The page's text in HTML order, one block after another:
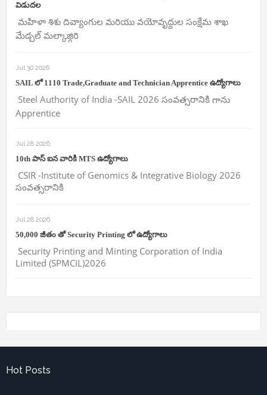
విడుదల
మహిళా శిశు దివ్యాంగుల మరియు వయోవృద్దుల సంక్షేమ శాఖ
మేడ్చల్ మల్కాజ్గిరి
Jul 30 2026
SAIL లో 1110 Trade,Graduate and Technician Apprentice ఉద్యోగాలు
Steel Authority of India -SAIL 2026 సంవత్సరానికి గాను
Apprentice
Jul 28 2026
10th పాస్ ఐన వారికి MTS ఉద్యోగాలు
CSIR -Institute of Genomics & Integrative Biology 2026
సంవత్సరానికి
Jul 28 2026
50,000 జీతం తో Security Printing లో ఉద్యోగాలు
Security Printing and Minting Corporation of India
Limited (SPMCIL)2026
Hot Posts